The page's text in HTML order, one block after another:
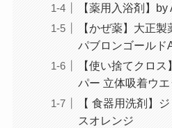
【薬用入浴剤】
【かぜ薬】大正製
パブロンゴールド
【使い捨てクロ
パー 立体吸着ウエ
【 食器用洗剤】
スオレンジ